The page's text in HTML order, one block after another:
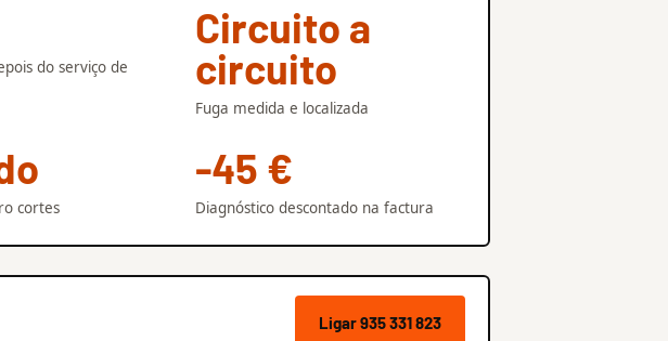
do serviço de
Circuito a
circuito
Fuga medida e localizada
cortes
-45 €
Diagnóstico descontado na factura
Ligar 935 331 823